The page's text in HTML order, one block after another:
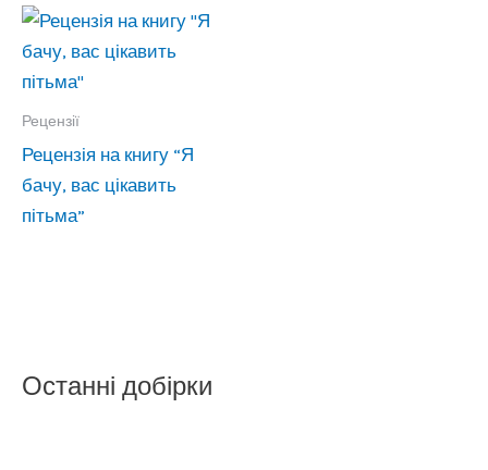
Рецензії
Рецензія на книгу “Я
бачу, вас цікавить
пітьма”
Останні добірки